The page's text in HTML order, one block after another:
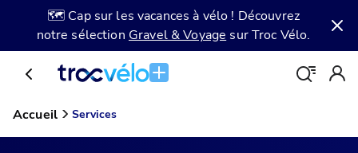
🗺️ Cap sur les vacances à vélo ! Découvrez
notre sélection Gravel & Voyage sur Troc Vélo.
Accueil Services